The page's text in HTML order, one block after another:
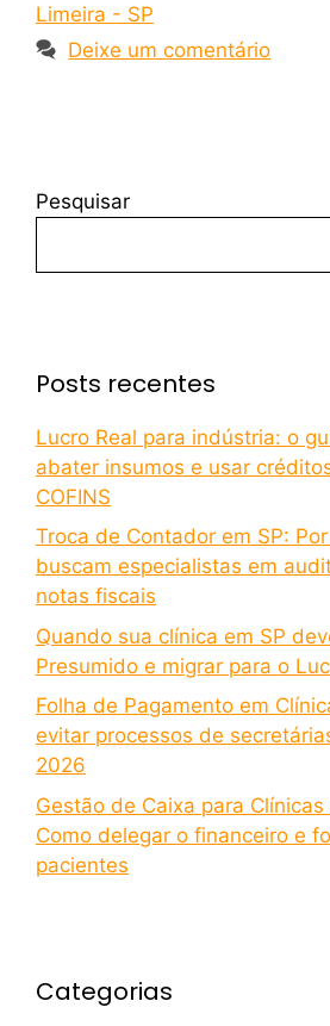
Limeira - SP
Deixe um comentário
Pesquisar
Posts recentes
Lucro Real para indústria: o
abater insumos e usar
COFINS
Troca de Contador em SP:
buscam especialistas em
notas fiscais
Quando sua clínica em SP
Presumido e migrar para o
Folha de Pagamento em
evitar processos de
2026
Gestão de Caixa para
Como delegar o financeiro e
pacientes
Categorias